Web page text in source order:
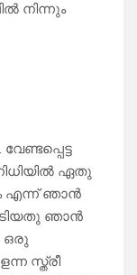
നിന്നും
ഏതു
ഞാൻ
ഞാൻ
ഒരു
സ്ത്രീ